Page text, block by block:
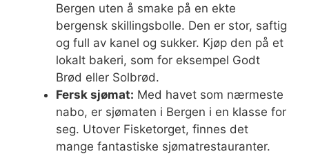
Bergen uten å smake på en ekte
bergensk skillingsbolle. Den er stor, saftig
og full av kanel og sukker. Kjøp den på et
lokalt bakeri, som for eksempel Godt
Brød eller Solbrød.
Fersk sjømat: Med havet som nærmeste
nabo, er sjømaten i Bergen i en klasse for
seg. Utover Fisketorget, finnes det
mange fantastiske sjømatrestauranter.